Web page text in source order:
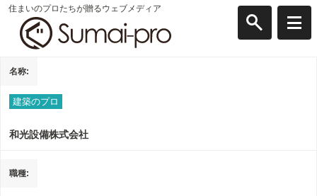
住まいのプロたちが贈るウェブメディア
名称
建築のプロ
和光設備株式会社
職種